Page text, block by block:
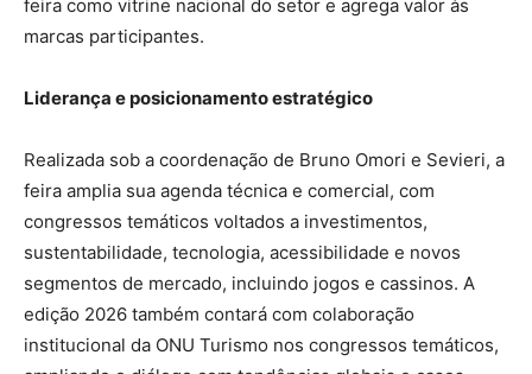
feira como vitrine nacional do setor e agrega valor às
marcas participantes.
Liderança e posicionamento estratégico
Realizada sob a coordenação de Bruno Omori e Sevieri, a
feira amplia sua agenda técnica e comercial, com
congressos temáticos voltados a investimentos,
sustentabilidade, tecnologia, acessibilidade e novos
segmentos de mercado, incluindo jogos e cassinos. A
edição 2026 também contará com colaboração
institucional da ONU Turismo nos congressos temáticos,